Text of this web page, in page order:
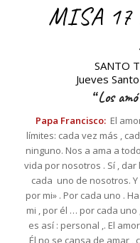
MISA 17
SANTO
Jueves
“Los
Papa Francisco: El
límites: cada vez más ,
ninguno. Nos a ama a
vida por nosotros . Sí ,
cada uno de nosotros.
por mi» . Por cada uno .
mi , por él … por cada
es así : personal ,. El
Él no se cansa de amar ,